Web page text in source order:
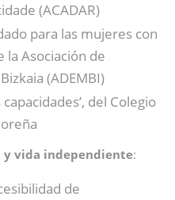
(ACADAR)
para las mujeres con
la Asociación de
(ADEMBI)
del Colegio
y vida independiente:
de